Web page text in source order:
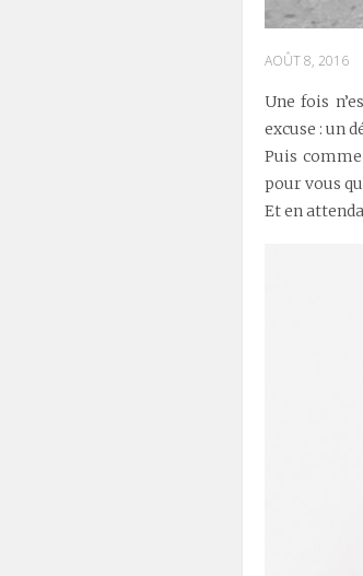
AOÛT 8, 2016
Une fois
excuse : un
Puis
pour vous
Et en